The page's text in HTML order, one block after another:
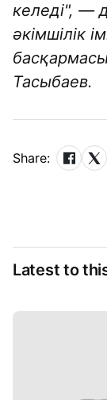
келеді", —
әкімшілік
Тасыбаев.
Share:
Latest to